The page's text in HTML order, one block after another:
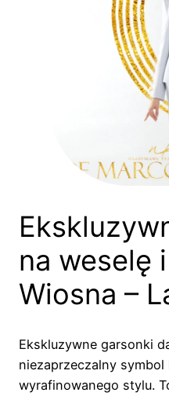
na weselę
Wiosna –
Ekskluzywne garsonki
niezaprzeczalny symbol
wyrafinowanego stylu.